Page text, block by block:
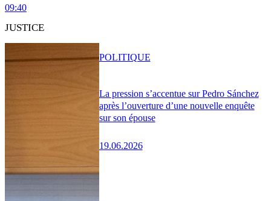
09:40
JUSTICE
La pression s’accentue sur Pedro Sánchez
après l’ouverture d’une nouvelle enquête
sur son épouse
19.06.2026
POLITIQUE